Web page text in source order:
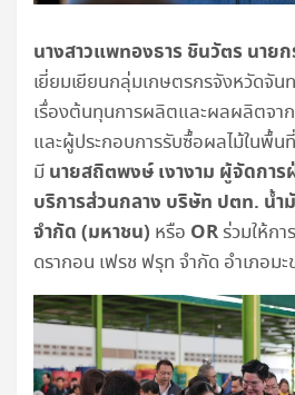
นางสาวแพทองธาร ชินวัตร นาย
เยี่ยมเยียนกลุ่มเกษตรกรจังหวัดจั
เรื่องต้นทุนการผลิตและผลผลิตจา
และผู้ประกอบการรับซื้อผลไม้ในพื้น
มี นายสถิตพงษ์ เงางาม ผู้จัดการ
บริการส่วนกลาง บริษัท ปตท. น้ำ
จำกัด (มหาชน) หรือ ORร่วมให้ก
ดรากอน เฟรช ฟรุท จำกัด อำเภอม